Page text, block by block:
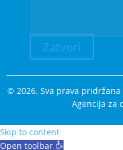
Zatvori
© 2026. Sva prava
Agencija za
Skip to content
Open toolbar